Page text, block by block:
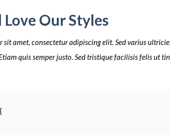
Our Styles
sit amet, consectetur adipiscing elit. Sed varius
quis semper justo. Sed tristique facilisis felis ut